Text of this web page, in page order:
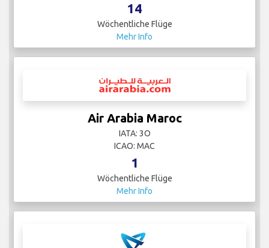
14
Wöchentliche Flüge
Mehr Info
Air Arabia Maroc
IATA: 3O
ICAO: MAC
1
Wöchentliche Flüge
Mehr Info